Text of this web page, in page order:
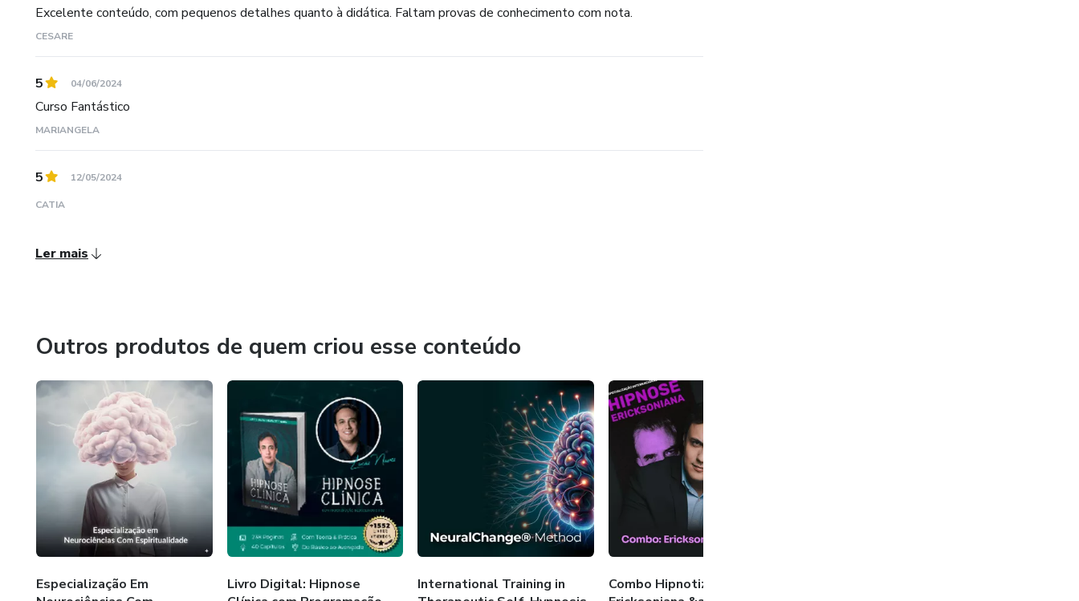
Excelente conteúdo, com pequenos detalhes quanto à didática. Faltam provas de conhecimento com nota.
CESARE
5 04/06/2024
Curso Fantástico
MARIANGELA
5 12/05/2024
CATIA
Ler mais
Outros produtos de quem criou esse conteúdo
Especialização Em
Livro Digital: Hipnose
International Training in
Combo Hipnotizante -